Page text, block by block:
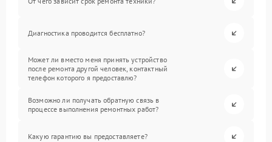
Диагностика проводится бесплатно?
Может ли вместо меня принять устройство
после ремонта другой человек, контактный
телефон которого я предоставлю?
Возможно ли получать обратную связь в
процессе выполнения ремонтных работ?
Какую гарантию вы предоставляете?